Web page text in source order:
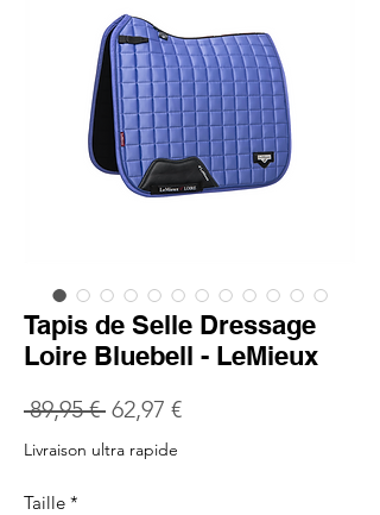
Tapis de Selle Dressage
Loire Bluebell - LeMieux
89,95 € Prix
original
62,97 €Prix
Livraison ultra rapide
Taille *